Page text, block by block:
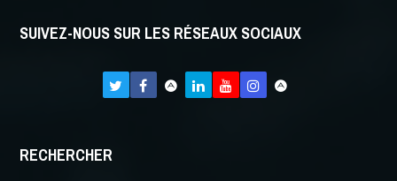
SUIVEZ-NOUS SUR LES RÉSEAUX SOCIAUX
RECHERCHER